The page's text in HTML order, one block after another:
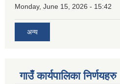
Monday, June 15, 2026 - 15:42
अन्य
गाउँ कार्यपालिका निर्णयहरु